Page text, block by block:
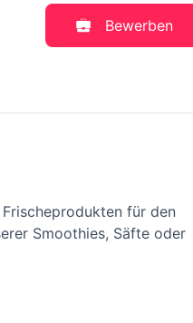
Bewerben
für den
Smoothies, Säfte oder